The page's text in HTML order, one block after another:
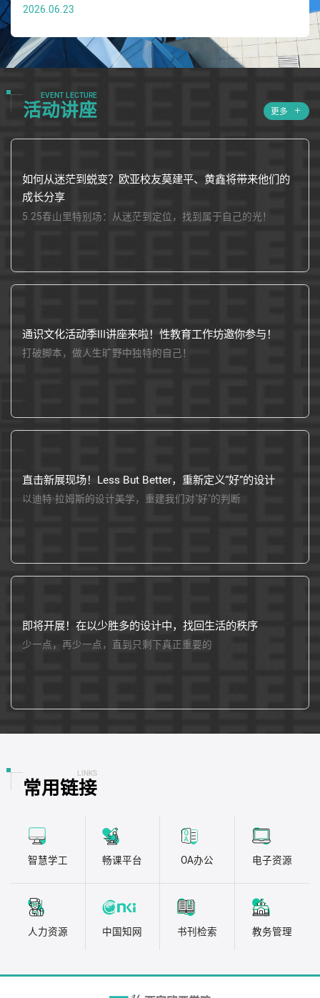
2026.06.23
如何从迷茫到蜕变？欧亚校友莫建平、黄鑫将带来他们的
成长分享
5.25春山里特别场：从迷茫到定位，找到属于自己的光！
通识文化活动季Ⅲ讲座来啦！性教育工作坊邀你参与！
打破脚本，做人生旷野中独特的自己！
直击新展现场！Less But Better，重新定义“好”的设计
以迪特·拉姆斯的设计美学，重建我们对"好"的判断
即将开展！在以少胜多的设计中，找回生活的秩序
少一点，再少一点，直到只剩下真正重要的
EVENT LECTURE
活动讲座 更多
智慧学工 畅课平台 OA办公 电子资源
人力资源 中国知网 书刊检索 教务管理
LINKS
常用链接